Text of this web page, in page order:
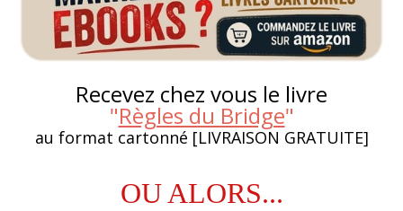
Recevez chez vous le livre
"Règles du Bridge"
au format cartonné [LIVRAISON GRATUITE]
OU ALORS...